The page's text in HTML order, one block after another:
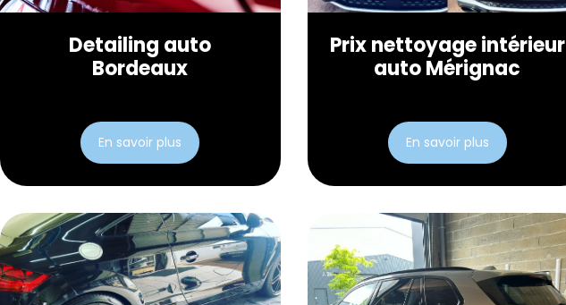
Detailing auto
Bordeaux
En savoir plus
Prix nettoyage intérieur
auto Mérignac
En savoir plus